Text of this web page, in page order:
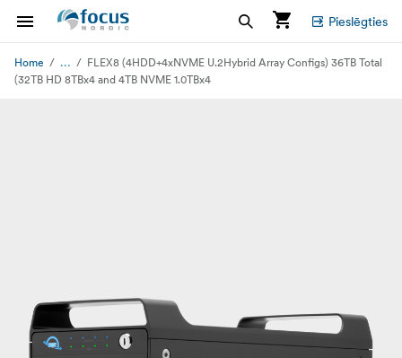
Pieslēgties
Home ...
FLEX8 (4HDD+4xNVME U.2Hybrid Array Configs) 36TB Total
(32TB HD 8TBx4 and 4TB NVME 1.0TBx4